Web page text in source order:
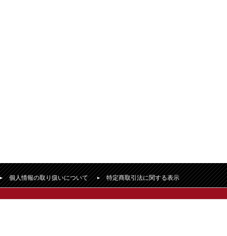
個人情報の取り扱いについて 特定商取引法に関する表示